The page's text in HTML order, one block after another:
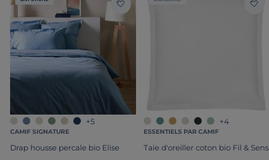
+5
CAMIF SIGNATURE
Drap housse percale bio Elise
+4
ESSENTIELS PAR CAMIF
Taie d'oreiller coton bio Fil & Sens